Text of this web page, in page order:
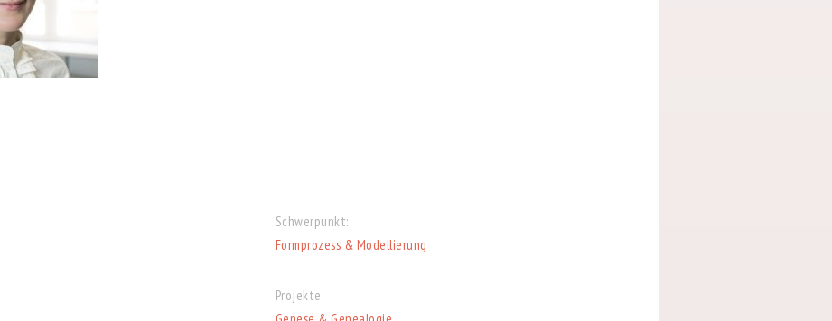
Schwerpunkt:
Formprozess & Modellierung
Projekte: